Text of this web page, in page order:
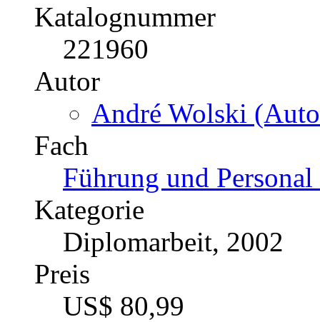
Katalognummer
221960
Autor
André Wolski
Fach
Führung und
Kategorie
Diplomarbeit, 2002
Preis
US$ 80,99